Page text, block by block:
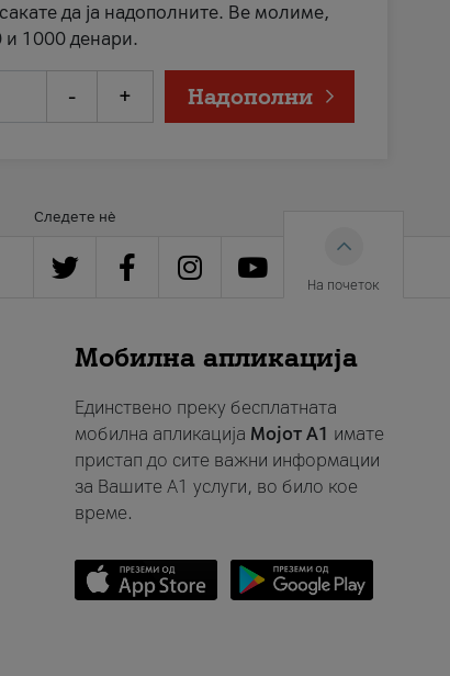
да ја надополните. Ве молиме,
и 1000 денари.
- + Надополни
Следете нè
На почеток
Мобилна апликација
Единствено преку бесплатната
мобилна апликација Мојот A1 имате
пристап до сите важни информации
за Вашите A1 услуги, во било кое
време.